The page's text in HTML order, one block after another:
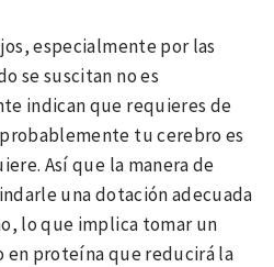
especialmente por las
se suscitan no es
indican que requieres de
tu cerebro es
Así que la manera de
una dotación adecuada
lo que implica tomar un
en proteína que reducirá la